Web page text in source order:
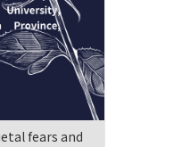
fears and